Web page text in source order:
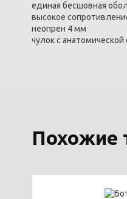
единая бесшовная
высокое
неопрен 4 мм
чулок с
Похожие